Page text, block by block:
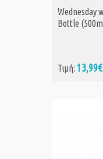
ΑΓΟΡΑ
Wednesday
Bottle
Τιμή: 13,99€